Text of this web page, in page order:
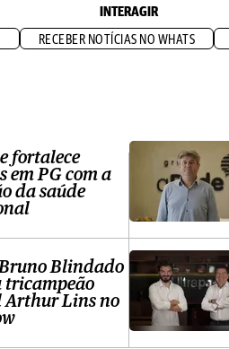
INTERAGIR
RECEBER NOTÍCIAS NO WHATS
fortalece
em PG com a
da saúde
Blindado
tricampeão
Arthur Lins no